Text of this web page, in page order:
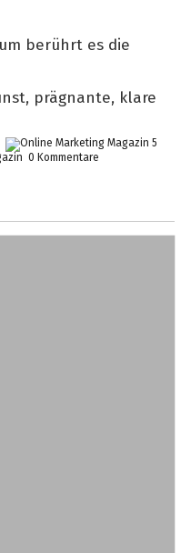
berührt es die
prägnante, klare
5
0 Kommentare